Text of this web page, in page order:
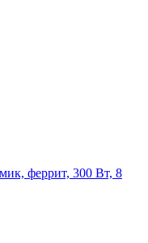
феррит, 300 Вт, 8